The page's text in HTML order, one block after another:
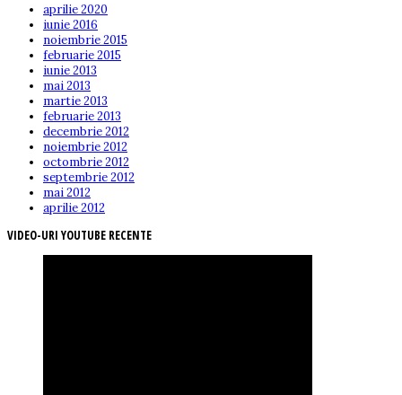
aprilie 2020
iunie 2016
noiembrie 2015
februarie 2015
iunie 2013
mai 2013
martie 2013
februarie 2013
decembrie 2012
noiembrie 2012
octombrie 2012
septembrie 2012
mai 2012
aprilie 2012
VIDEO-URI YOUTUBE RECENTE